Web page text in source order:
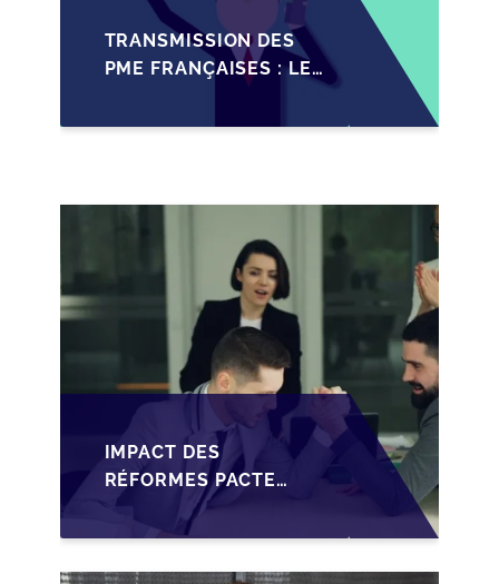
TRANSMISSION DES
PME FRANÇAISES : LES
PACTE DUTREIL
IMPACT DES
RÉFORMES PACTE
DUTREIL SUR LA
TRANSMISSION DES